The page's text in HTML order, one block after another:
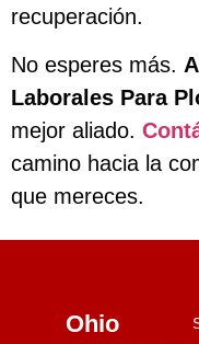
recuperación.
No esperes más.
Laborales Para
mejor aliado.
camino hacia la
que mereces.
Ohio